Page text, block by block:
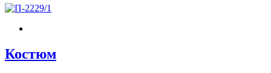
Костюм